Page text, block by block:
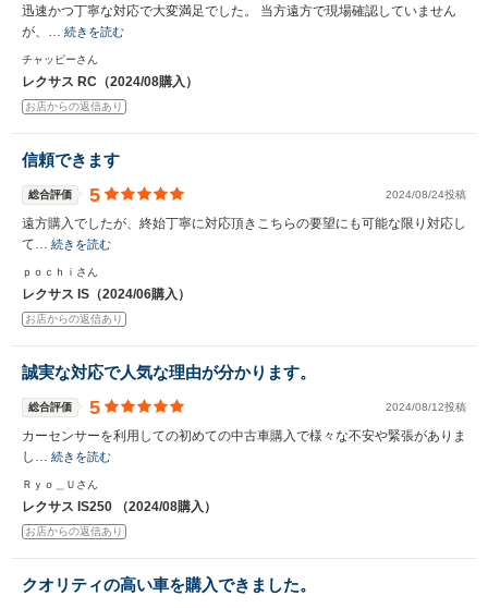
迅速かつ丁寧な対応で大変満足でした。 当方遠方で現場確認していません
が、… 続きを読む
チャッピーさん
レクサス RC（2024/08購入）
お店からの返信あり
信頼できます
総合評価 5 2024/08/24投稿
遠方購入でしたが、終始丁寧に対応頂きこちらの要望にも可能な限り対応し
て… 続きを読む
ｐｏｃｈｉさん
レクサス IS（2024/06購入）
お店からの返信あり
誠実な対応で人気な理由が分かります。
総合評価 5 2024/08/12投稿
カーセンサーを利用しての初めての中古車購入で様々な不安や緊張がありま
し… 続きを読む
Ｒｙｏ＿Ｕさん
レクサス IS250 （2024/08購入）
お店からの返信あり
クオリティの高い車を購入できました。